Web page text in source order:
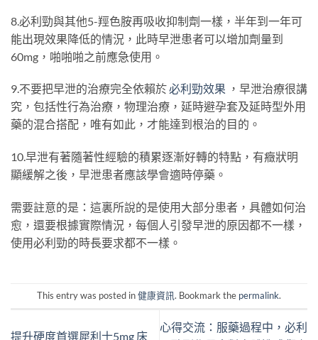
8.必利勁與其他5-羥色胺再吸收抑制劑一樣，半年到一年可
能出現效果降低的情況，此時早泄患者可以增加劑量到
60mg，啪啪啪之前應急使用。
9.不要把早泄的治療完全依賴於必利勁效果 ，早泄治療很講
究，包括性行為治療，物理治療，延時避孕套及延時型外用
藥的混合搭配，唯有如此，才能達到根治的目的。
10.早泄有著隨著性經驗的積累逐漸好轉的特點，有癥狀明
顯緩解之後，早泄患者應該學會適時停藥。
需要註意的是：這裏所說的是使用大部分患者，具體如何治
愈，還要根據實際情況，每個人引發早泄的原因都不一樣，
使用必利勁的時長要求都不一樣。
This entry was posted in健康資訊. Bookmark the permalink.
提升硬度首選犀利士5mg 床
心得交流：服藥過程中，必利